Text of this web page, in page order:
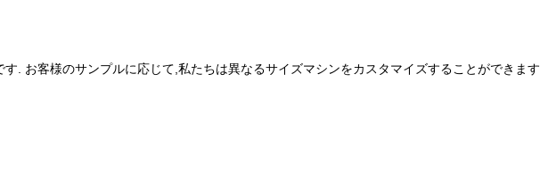
. お客様のサンプルに応じて,私たちは異なるサイズマシンをカスタマイズすることができます.